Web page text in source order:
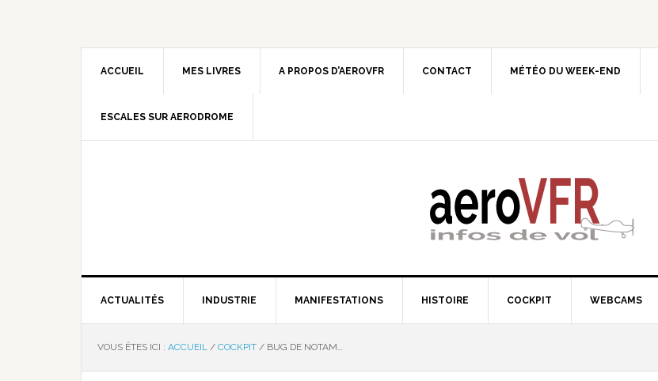
ACCUEIL MES LIVRES A PROPOS D’AEROVFR CONTACT MÉTÉO DU WEEK-END
ESCALES SUR AERODROME
ACTUALITÉS INDUSTRIE MANIFESTATIONS HISTOIRE COCKPIT WEBCAMS
VOUS ÊTES ICI : ACCUEIL / COCKPIT / BUG DE NOTAM…